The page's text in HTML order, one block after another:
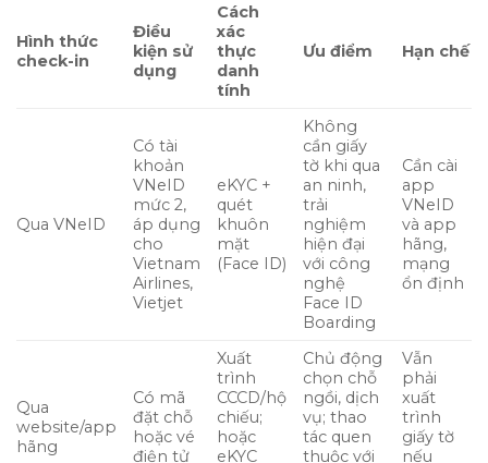
Hình thức
check-in
Điều
kiện sử
dụng
Cách
xác
thực
danh
tính
Ưu điểm Hạn chế
Qua VNeID
Có tài
khoản
VNeID
mức 2,
áp dụng
cho
Vietnam
Airlines,
Vietjet
eKYC +
quét
khuôn
mặt
(Face ID)
Không
cần giấy
tờ khi qua
an ninh,
trải
nghiệm
hiện đại
với công
nghệ
Face ID
Boarding
Cần cài
app
VNeID
và app
hãng,
mạng
ổn định
Qua
website/app
hãng
Có mã
đặt chỗ
hoặc vé
điện tử
Xuất
trình
CCCD/hộ
chiếu;
hoặc
eKYC
Chủ động
chọn chỗ
ngồi, dịch
vụ; thao
tác quen
thuộc với
Vẫn
phải
xuất
trình
giấy tờ
nếu